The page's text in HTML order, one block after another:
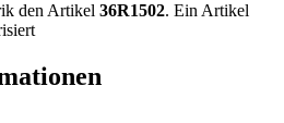
den Artikel 36R1502. Ein Artikel